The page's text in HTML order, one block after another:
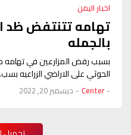
اخبار اليمن
تهامه تتنتفض ظد
بالجمله
بسبب رفض المزارعين في تهامه
الحوثي على الاراضي الزراعيه
-
Center
- ديسمبر 20, 2022